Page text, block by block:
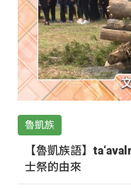
魯凱族
【魯凱族語】
士祭的由來